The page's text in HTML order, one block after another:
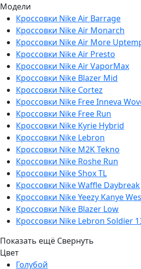
Модели
Кроссовки Nike Air Barrage
Кроссовки Nike Air Monarch
Кроссовки Nike Air More
Кроссовки Nike Air Presto
Кроссовки Nike Air VaporMax
Кроссовки Nike Blazer Mid
Кроссовки Nike Cortez
Кроссовки Nike Free Inneva
Кроссовки Nike Free Run
Кроссовки Nike Kyrie Hybrid
Кроссовки Nike Lebron
Кроссовки Nike M2K Tekno
Кроссовки Nike Roshe Run
Кроссовки Nike Shox TL
Кроссовки Nike Waffle Daybreak
Кроссовки Nike Yeezy Kanye
Кроссовки Nike Blazer Low
Кроссовки Nike Lebron Soldier
Показать ещё Свернуть
Цвет
Голубой